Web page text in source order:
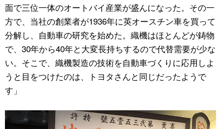
面で三位一体のオートバイ産業が盛んになった。その一
方で、当社の創業者が1936年に英オースチン車を買って
分解し、自動車の研究を始めた。織機はほとんどが鋳物
で、30年から40年と大変長持ちするので代替需要が少な
い。そこで、織機製造の技術を自動車づくりに応用しよ
うと目をつけたのは、トヨタさんと同じだったようで
す」